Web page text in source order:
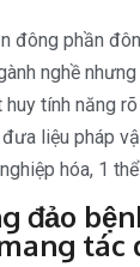
đông phần
nghề nhưng
tính năng
liệu pháp
hóa, 1
đảo
tác